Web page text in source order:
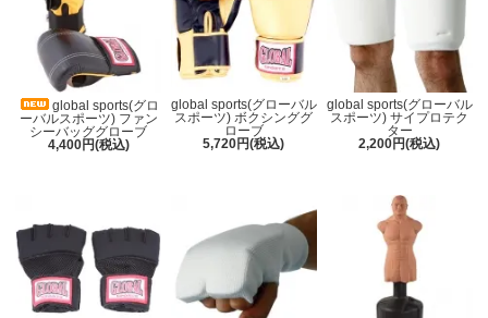
global sports(グロ
ーバルスポーツ) ファン
シーバッググローブ
4,400円(税込)
global sports(グローバル
スポーツ) ボクシンググ
ローブ
5,720円(税込)
global sports(グローバル
スポーツ) サイプロテク
ター
2,200円(税込)